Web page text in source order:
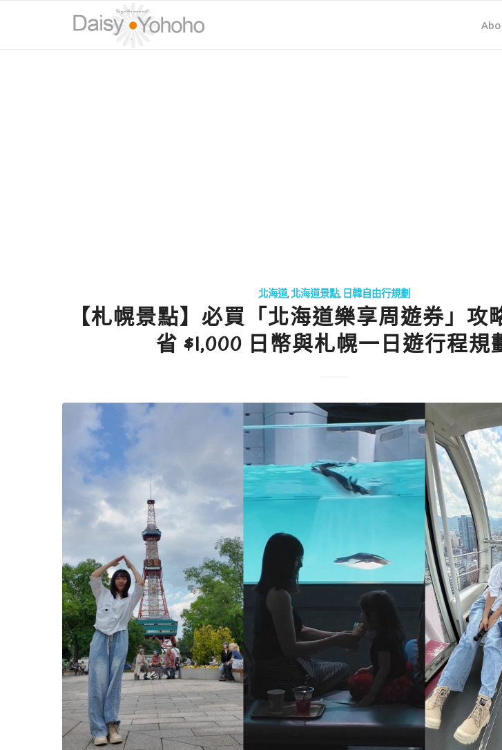
北海道,北海道景點, 日韓自由行規劃
【札幌景點】必買「北海道樂享周遊券」攻
省 $1,000 日幣與札幌一日遊行程規